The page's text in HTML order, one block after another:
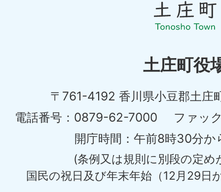
し
ょ
ち
う
土
庄
町
Tonosyo
Town
土庄町役
〒761-4192 香川県小豆郡土庄
電話番号：0879-62-7000
ファッ
開庁時間：午前8時30分か
(条例又は規則に別段の定め
国民の祝日及び年末年始（12月29日